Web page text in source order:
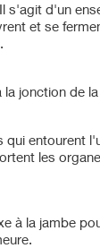
s'agit d'un
et se
jonction de
qui entourent
les
à la jambe